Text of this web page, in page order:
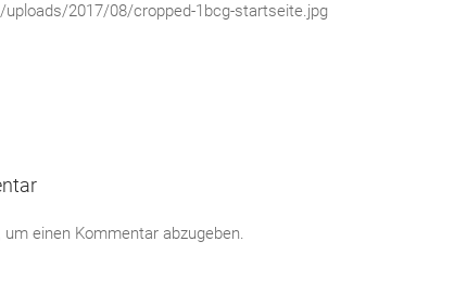
2017/08/cropped-1bcg-startseite.jpg
um einen Kommentar abzugeben.